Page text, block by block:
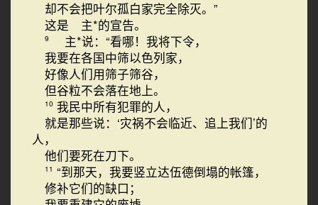
却不会把叶尔孤白家完全除灭。”
这是 主*的宣告。
9
主*说：“看哪！我将下令，
我要在各国中筛以色列家，
好像人们用筛子筛谷，
但谷粒不会落在地上。
10 我民中所有犯罪的人，
就是那些说：‘灾祸不会临近、追上我们’的
人，
他们要死在刀下。
11 “到那天，我要竖立达伍德倒塌的帐篷，
修补它们的缺口；